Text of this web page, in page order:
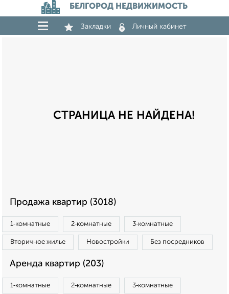
БЕЛГОРОД НЕДВИЖИМОСТЬ
Закладки Личный кабинет
СТРАНИЦА НЕ НАЙДЕНА!
Продажа квартир (3018)
1‑комнатные 2‑комнатные 3‑комнатные
Вторичное жилье Новостройки Без посредников
Аренда квартир (203)
1‑комнатные 2‑комнатные 3‑комнатные